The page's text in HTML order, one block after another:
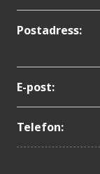
Postadress:
E-post:
Telefon: